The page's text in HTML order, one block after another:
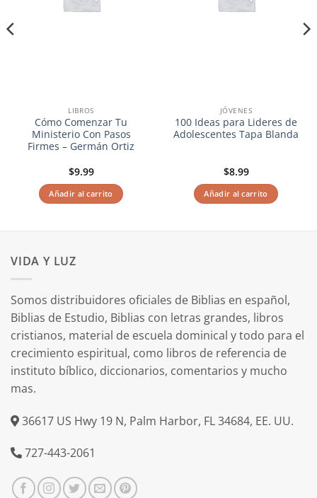
LIBROS
Cómo Comenzar Tu
Ministerio Con Pasos
Firmes – Germán Ortiz
$9.99
Añadir al carrito
JÓVENES
100 Ideas para Lideres de
Adolescentes Tapa Blanda
$8.99
Añadir al carrito
VIDA Y LUZ
Somos distribuidores oficiales de Biblias en español,
Biblias de Estudio, Biblias con letras grandes, libros
cristianos, material de escuela dominical y todo para el
crecimiento espiritual, como libros de referencia de
instituto bíblico, diccionarios, comentarios y mucho
mas.
36617 US Hwy 19 N, Palm Harbor, FL 34684, EE. UU.
727-443-2061